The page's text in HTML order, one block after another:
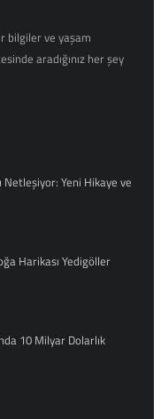
bilgiler ve yaşam
aradığınız her şey
Netleşiyor: Yeni Hikaye ve
Harikası Yedigöller
10 Milyar Dolarlık